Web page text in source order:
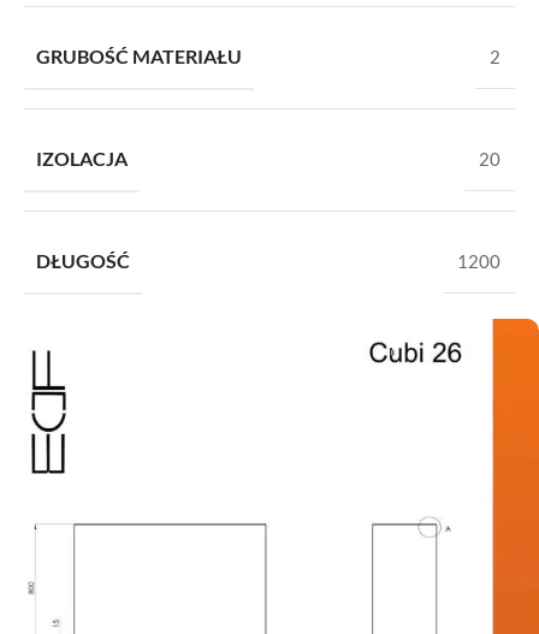
GRUBOŚĆ MATERIAŁU 2
IZOLACJA 20
DŁUGOŚĆ 1200